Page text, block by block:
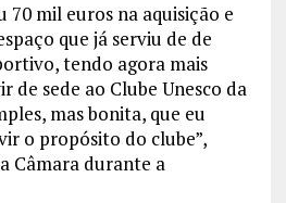
mil euros na aquisição e
que já serviu de de
tendo agora mais
de sede ao Clube Unesco da
mas bonita, que eu
o propósito do clube”,
Câmara durante a